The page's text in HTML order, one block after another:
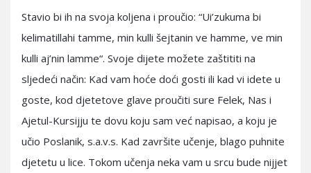
Stavio bi ih na svoja koljena i proučio: “Ui’zukuma bi
kelimatillahi tamme, min kulli šejtanin ve hamme, ve min
kulli aj’nin lamme“. Svoje dijete možete zaštititi na
sljedeći način: Kad vam hoće doći gosti ili kad vi idete u
goste, kod djetetove glave proučiti sure Felek, Nas i
Ajetul-Kursijju te dovu koju sam već napisao, a koju je
učio Poslanik, s.a.v.s. Kad završite učenje, blago puhnite
djetetu u lice. Tokom učenja neka vam u srcu bude nijjet